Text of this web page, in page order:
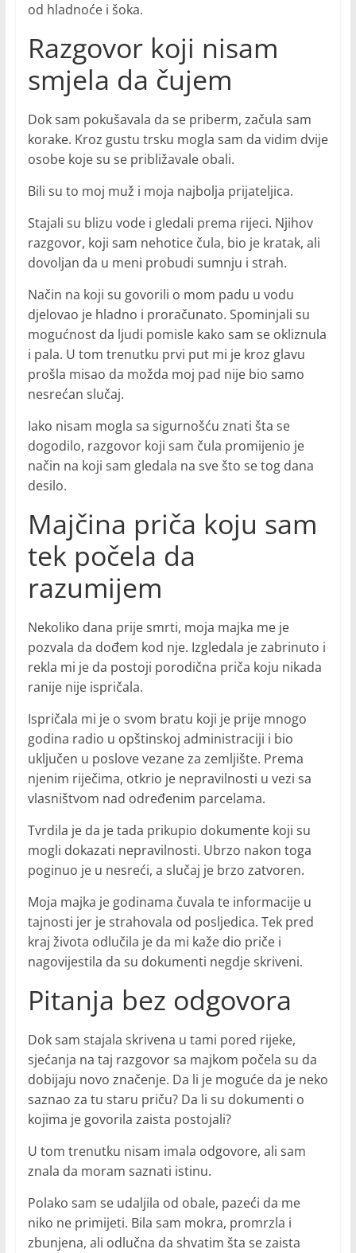
od hladnoće i šoka.
Razgovor koji nisam
smjela da čujem
Dok sam pokušavala da se priberm, začula sam
korake. Kroz gustu trsku mogla sam da vidim dvije
osobe koje su se približavale obali.
Bili su to moj muž i moja najbolja prijateljica.
Stajali su blizu vode i gledali prema rijeci. Njihov
razgovor, koji sam nehotice čula, bio je kratak, ali
dovoljan da u meni probudi sumnju i strah.
Način na koji su govorili o mom padu u vodu
djelovao je hladno i proračunato. Spominjali su
mogućnost da ljudi pomisle kako sam se okliznula
i pala. U tom trenutku prvi put mi je kroz glavu
prošla misao da možda moj pad nije bio samo
nesrećan slučaj.
Iako nisam mogla sa sigurnošću znati šta se
dogodilo, razgovor koji sam čula promijenio je
način na koji sam gledala na sve što se tog dana
desilo.
Majčina priča koju sam
tek počela da
razumijem
Nekoliko dana prije smrti, moja majka me je
pozvala da dođem kod nje. Izgledala je zabrinuto i
rekla mi je da postoji porodična priča koju nikada
ranije nije ispričala.
Ispričala mi je o svom bratu koji je prije mnogo
godina radio u opštinskoj administraciji i bio
uključen u poslove vezane za zemljište. Prema
njenim riječima, otkrio je nepravilnosti u vezi sa
vlasništvom nad određenim parcelama.
Tvrdila je da je tada prikupio dokumente koji su
mogli dokazati nepravilnosti. Ubrzo nakon toga
poginuo je u nesreći, a slučaj je brzo zatvoren.
Moja majka je godinama čuvala te informacije u
tajnosti jer je strahovala od posljedica. Tek pred
kraj života odlučila je da mi kaže dio priče i
nagovijestila da su dokumenti negdje skriveni.
Pitanja bez odgovora
Dok sam stajala skrivena u tami pored rijeke,
sjećanja na taj razgovor sa majkom počela su da
dobijaju novo značenje. Da li je moguće da je neko
saznao za tu staru priču? Da li su dokumenti o
kojima je govorila zaista postojali?
U tom trenutku nisam imala odgovore, ali sam
znala da moram saznati istinu.
Polako sam se udaljila od obale, pazeći da me
niko ne primijeti. Bila sam mokra, promrzla i
zbunjena, ali odlučna da shvatim šta se zaista